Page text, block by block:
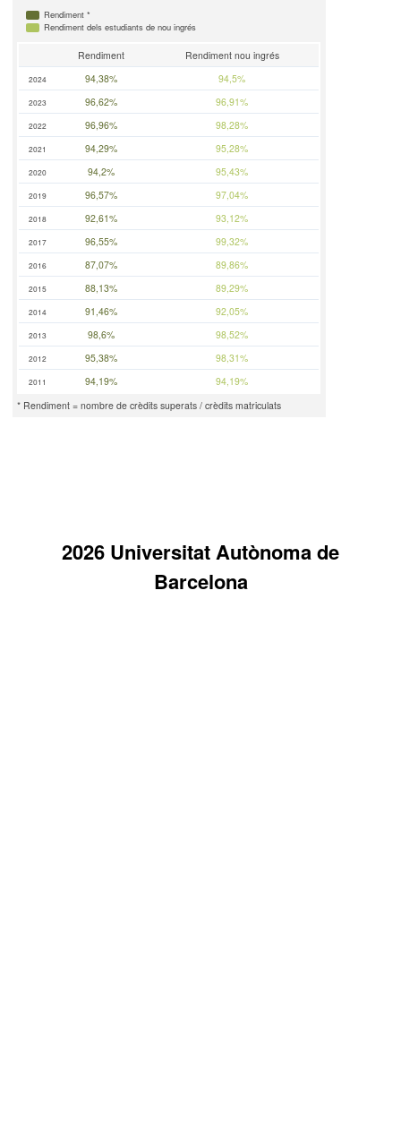
Rendiment *
Rendiment dels estudiants de nou ingrés
Rendiment Rendiment nou ingrés
2024 94,38% 94,5%
2023 96,62% 96,91%
2022 96,96% 98,28%
2021 94,29% 95,28%
2020 94,2% 95,43%
2019 96,57% 97,04%
2018 92,61% 93,12%
2017 96,55% 99,32%
2016 87,07% 89,86%
2015 88,13% 89,29%
2014 91,46% 92,05%
2013 98,6% 98,52%
2012 95,38% 98,31%
2011 94,19%
94,19%
* Rendiment = nombre de crèdits superats / crèdits matriculats
2026 Universitat Autònoma de
Barcelona